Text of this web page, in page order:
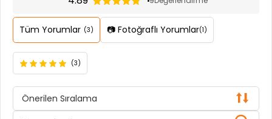
Tüm Yorumlar (3) 📷 Fotoğraflı Yorumlar(1)
(3)
Önerilen Sıralama